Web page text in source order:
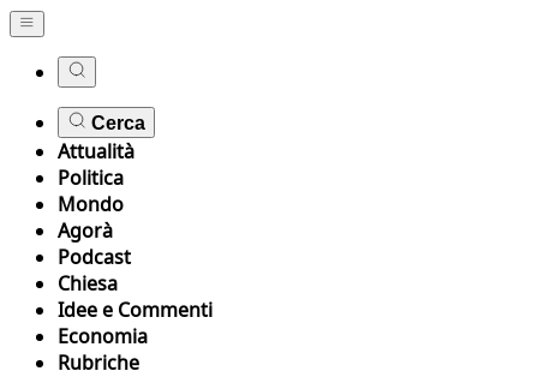
Cerca
Attualità
Politica
Mondo
Agorà
Podcast
Chiesa
Idee e Commenti
Economia
Rubriche